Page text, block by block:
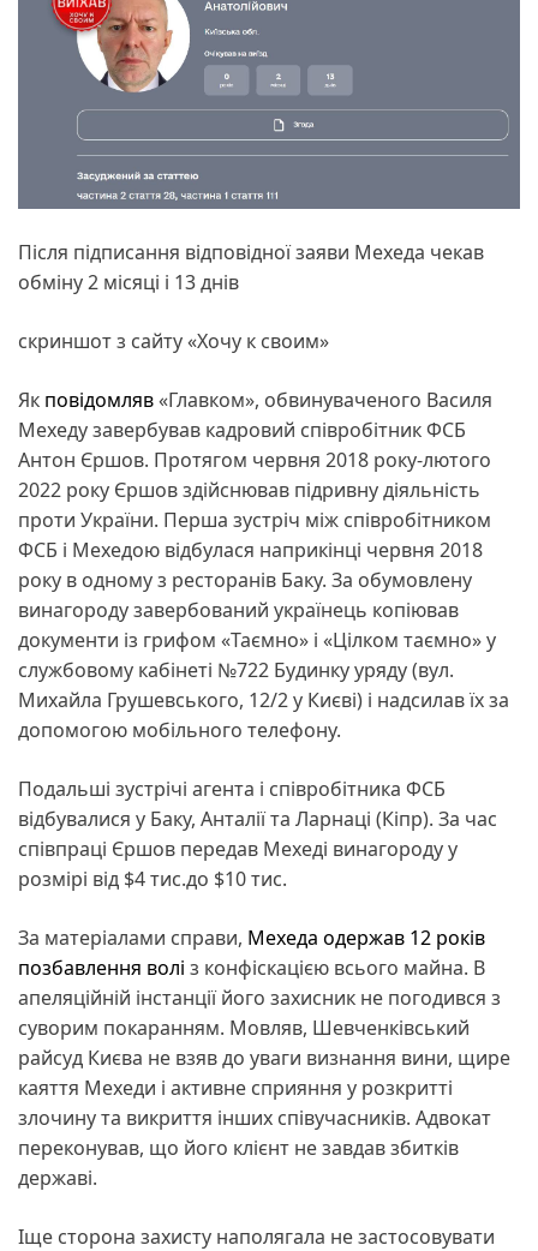
Після підписання відповідної заяви Мехеда чекав
обміну 2 місяці і 13 днів
скриншот з сайту «Хочу к своим»
Як повідомляв«Главком», обвинуваченого Василя
Мехеду завербував кадровий співробітник ФСБ
Антон Єршов. Протягом червня 2018 року-лютого
2022 року Єршов здійснював підривну діяльність
проти України. Перша зустріч між співробітником
ФСБ і Мехедою відбулася наприкінці червня 2018
року в одному з ресторанів Баку. За обумовлену
винагороду завербований українець копіював
документи із грифом «Таємно» і «Цілком таємно» у
службовому кабінеті №722 Будинку уряду (вул.
Михайла Грушевського, 12/2 у Києві) і надсилав їх за
допомогою мобільного телефону.
Подальші зустрічі агента і співробітника ФСБ
відбувалися у Баку, Анталії та Ларнаці (Кіпр). За час
співпраці Єршов передав Мехеді винагороду у
розмірі від $4 тис.до $10 тис.
За матеріалами справи, Мехеда одержав 12 років
позбавлення волі з конфіскацією всього майна. В
апеляційній інстанції його захисник не погодився з
суворим покаранням. Мовляв, Шевченківський
райсуд Києва не взяв до уваги визнання вини, щире
каяття Мехеди і активне сприяння у розкритті
злочину та викриття інших співучасників. Адвокат
переконував, що його клієнт не завдав збитків
державі.
Іще сторона захисту наполягала не застосовувати